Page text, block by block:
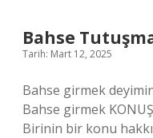
Bahse
Tarih: Mart 12, 2025
Bahse girmek
Bahse girmek
Birinin bir konu